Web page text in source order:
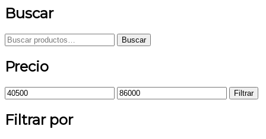
Buscar
Buscar
Precio
Filtrar
Filtrar por